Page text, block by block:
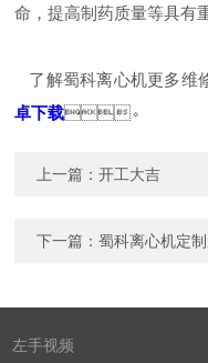
命，提高制药质量等具有重要
了解蜀科离心机更多维修保
卓下载。
上一篇：开工大吉
下一篇：蜀科离心机定
左手视频